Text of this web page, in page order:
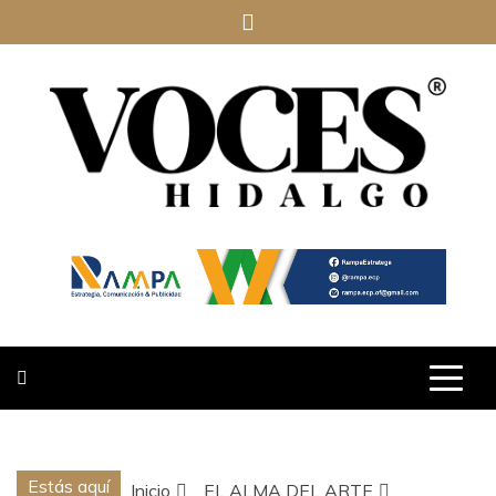
al
VOCES
HIDALGO
Estás aquí Inicio EL ALMA DEL ARTE